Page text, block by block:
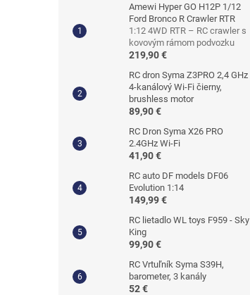
Amewi Hyper GO H12P 1/12
Ford Bronco R Crawler RTR
1:12 4WD RTR – RC crawler s
kovovým rámom podvozku
219,90 €
RC dron Syma Z3PRO 2,4 GHz
4-kanálový Wi-Fi čierny,
brushless motor
89,90 €
RC Dron Syma X26 PRO
2.4GHz Wi-Fi
41,90 €
RC auto DF models DF06
Evolution 1:14
149,99 €
RC lietadlo WL toys F959 - Sky
King
99,90 €
RC Vrtuľník Syma S39H,
barometer, 3 kanály
52 €